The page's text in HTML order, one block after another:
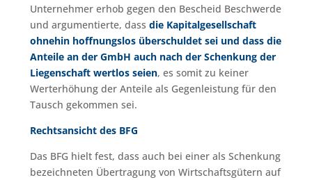
Unternehmer erhob gegen den Bescheid Beschwerde
und argumentierte, dass die Kapitalgesellschaft
ohnehin hoffnungslos überschuldet sei und dass die
Anteile an der GmbH auch nach der Schenkung der
Liegenschaft wertlos seien, es somit zu keiner
Werterhöhung der Anteile als Gegenleistung für den
Tausch gekommen sei.
Rechtsansicht des BFG
Das BFG hielt fest, dass auch bei einer als Schenkung
bezeichneten Übertragung von Wirtschaftsgütern auf